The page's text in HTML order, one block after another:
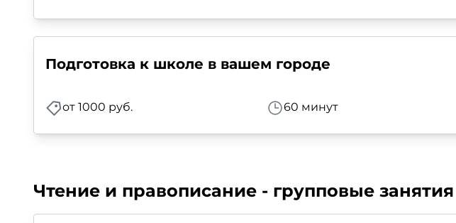
Подготовка к школе в вашем городе
от 1000 руб. 60 минут
Чтение и правописание - групповые